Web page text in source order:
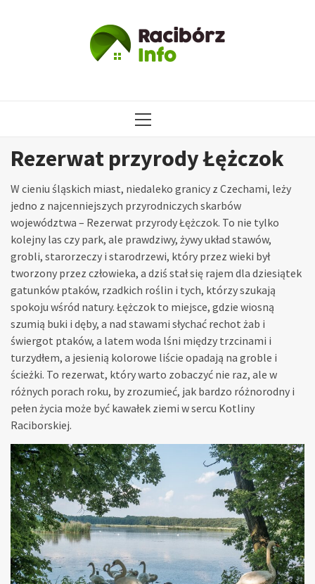
MENU
Rezerwat przyrody Łężczok
W cieniu śląskich miast, niedaleko granicy z Czechami, leży
jedno z najcenniejszych przyrodniczych skarbów
województwa – Rezerwat przyrody Łężczok. To nie tylko
kolejny las czy park, ale prawdziwy, żywy układ stawów,
grobli, starorzeczy i starodrzewi, który przez wieki był
tworzony przez człowieka, a dziś stał się rajem dla dziesiątek
gatunków ptaków, rzadkich roślin i tych, którzy szukają
spokoju wśród natury. Łężczok to miejsce, gdzie wiosną
szumią buki i dęby, a nad stawami słychać rechot żab i
świergot ptaków, a latem woda lśni między trzcinami i
turzydłem, a jesienią kolorowe liście opadają na groble i
ścieżki. To rezerwat, który warto zobaczyć nie raz, ale w
różnych porach roku, by zrozumieć, jak bardzo różnorodny i
pełen życia może być kawałek ziemi w sercu Kotliny
Raciborskiej.